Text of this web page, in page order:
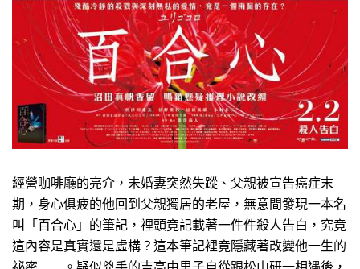
經營咖啡廳的亮介，未婚妻突然失蹤、父親被宣告癌症末
期，身心俱疲的他回到父親獨居的老屋，無意間發現一本名
叫「百合心」的筆記，裡頭竟記載著一件件殺人告白，究竟
這內容是真實還是虛構？這本筆記裡竟隱藏著改變他一生的